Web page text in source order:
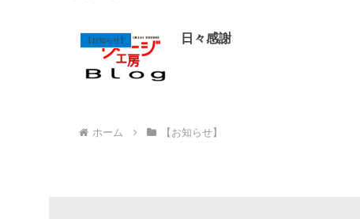
【お知らせ】 日々感謝
ホーム 【お知らせ】